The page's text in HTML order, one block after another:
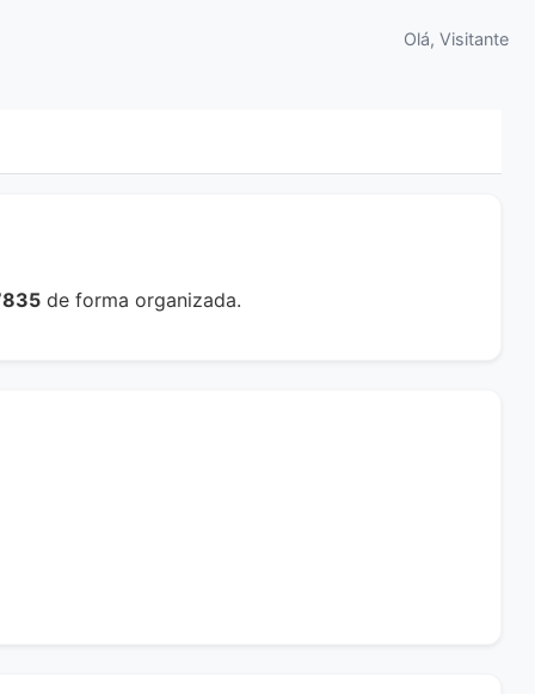
Olá, Visitante
de forma organizada.